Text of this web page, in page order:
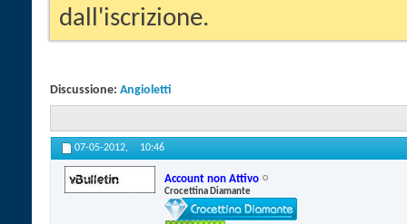
dall'iscrizione.
Discussione: Angioletti
07-05-2012, 10:46
Account non Attivo
Crocettina Diamante